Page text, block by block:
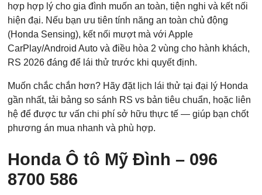
hợp hợp lý cho gia đình muốn an toàn, tiện nghi và kết nối
hiện đại. Nếu bạn ưu tiên tính năng an toàn chủ động
(Honda Sensing), kết nối mượt mà với Apple
CarPlay/Android Auto và điều hòa 2 vùng cho hành khách,
RS 2026 đáng để lái thử trước khi quyết định.
Muốn chắc chắn hơn? Hãy đặt lịch lái thử tại đại lý Honda
gần nhất, tải bảng so sánh RS vs bản tiêu chuẩn, hoặc liên
hệ để được tư vấn chi phí sở hữu thực tế — giúp bạn chốt
phương án mua nhanh và phù hợp.
Honda Ô tô Mỹ Đình – 096
8700 586